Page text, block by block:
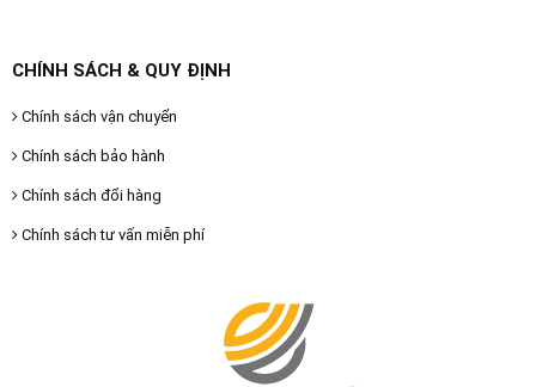
CHÍNH SÁCH & QUY ĐỊNH
Chính sách vận chuyển
Chính sách bảo hành
Chính sách đổi hàng
Chính sách tư vấn miễn phí